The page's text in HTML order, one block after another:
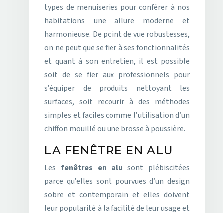
types de menuiseries pour conférer à nos
habitations une allure moderne et
harmonieuse. De point de vue robustesses,
on ne peut que se fier à ses fonctionnalités
et quant à son entretien, il est possible
soit de se fier aux professionnels pour
s’équiper de produits nettoyant les
surfaces, soit recourir à des méthodes
simples et faciles comme l’utilisation d’un
chiffon mouillé ou une brosse à poussière.
LA FENÊTRE EN ALU
Lesfenêtres en alu sont plébiscitées
parce qu’elles sont pourvues d’un design
sobre et contemporain et elles doivent
leur popularité à la facilité de leur usage et